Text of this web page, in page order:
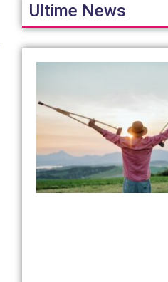
Ultime News